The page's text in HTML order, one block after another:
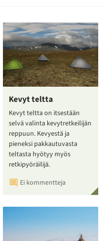
Kevyt teltta
Kevyt teltta on itsestään
selvä valinta kevytretkeilijän
reppuun. Kevyestä ja
pieneksi pakkautuvasta
teltasta hyötyy myös
retkipyöräilijä.
Ei kommentteja